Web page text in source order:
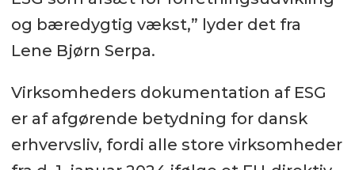
og bæredygtig vækst,” lyder det fra
Lene Bjørn Serpa.
Virksomheders dokumentation af ESG
er af afgørende betydning for dansk
erhvervsliv, fordi alle store virksomheder